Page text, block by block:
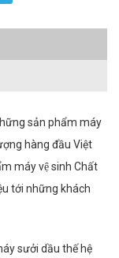
sản phẩm máy
hàng đầu Việt
máy vệ sinh Chất
tới những khách
sưởi dầu thế hệ